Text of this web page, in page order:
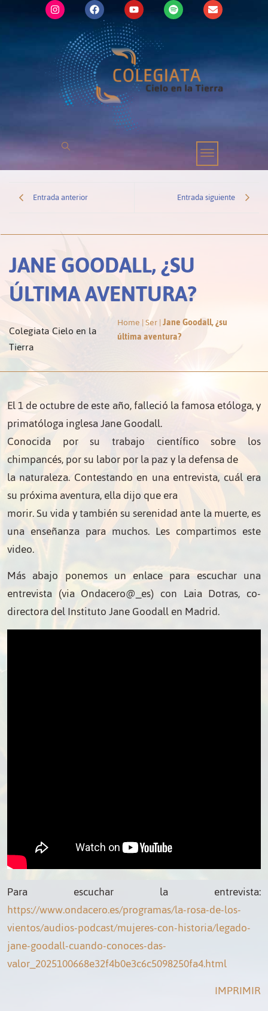
Entrada anterior Entrada siguiente
JANE GOODALL, ¿SU
ÚLTIMA AVENTURA?
Colegiata Cielo en la
Tierra
Home|Ser|Jane Goodall, ¿su
última aventura?
El 1 de octubre de este año, falleció la famosa etóloga, y
primatóloga inglesa Jane Goodall.
Conocida por su trabajo científico sobre los
chimpancés, por su labor por la paz y la defensa de
la naturaleza. Contestando en una entrevista, cuál era
su próxima aventura, ella dijo que era
morir. Su vida y también su serenidad ante la muerte, es
una enseñanza para muchos. Les compartimos este
video.
Más abajo ponemos un enlace para escuchar una
entrevista (via Ondacero@_es) con Laia Dotras, co-
directora del Instituto Jane Goodall en Madrid.
Para escuchar la entrevista:
https://www.ondacero.es/programas/la-rosa-de-los-
vientos/audios-podcast/mujeres-con-historia/legado-
jane-goodall-cuando-conoces-das-
valor_2025100668e32f4b0e3c6c5098250fa4.html
IMPRIMIR